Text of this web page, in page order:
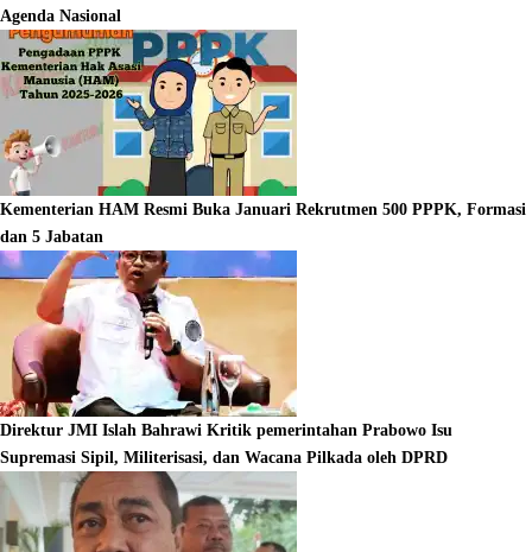
Agenda Nasional
Kementerian HAM Resmi Buka Januari Rekrutmen 500 PPPK, Formasi
dan 5 Jabatan
Direktur JMI Islah Bahrawi Kritik pemerintahan Prabowo Isu
Supremasi Sipil, Militerisasi, dan Wacana Pilkada oleh DPRD